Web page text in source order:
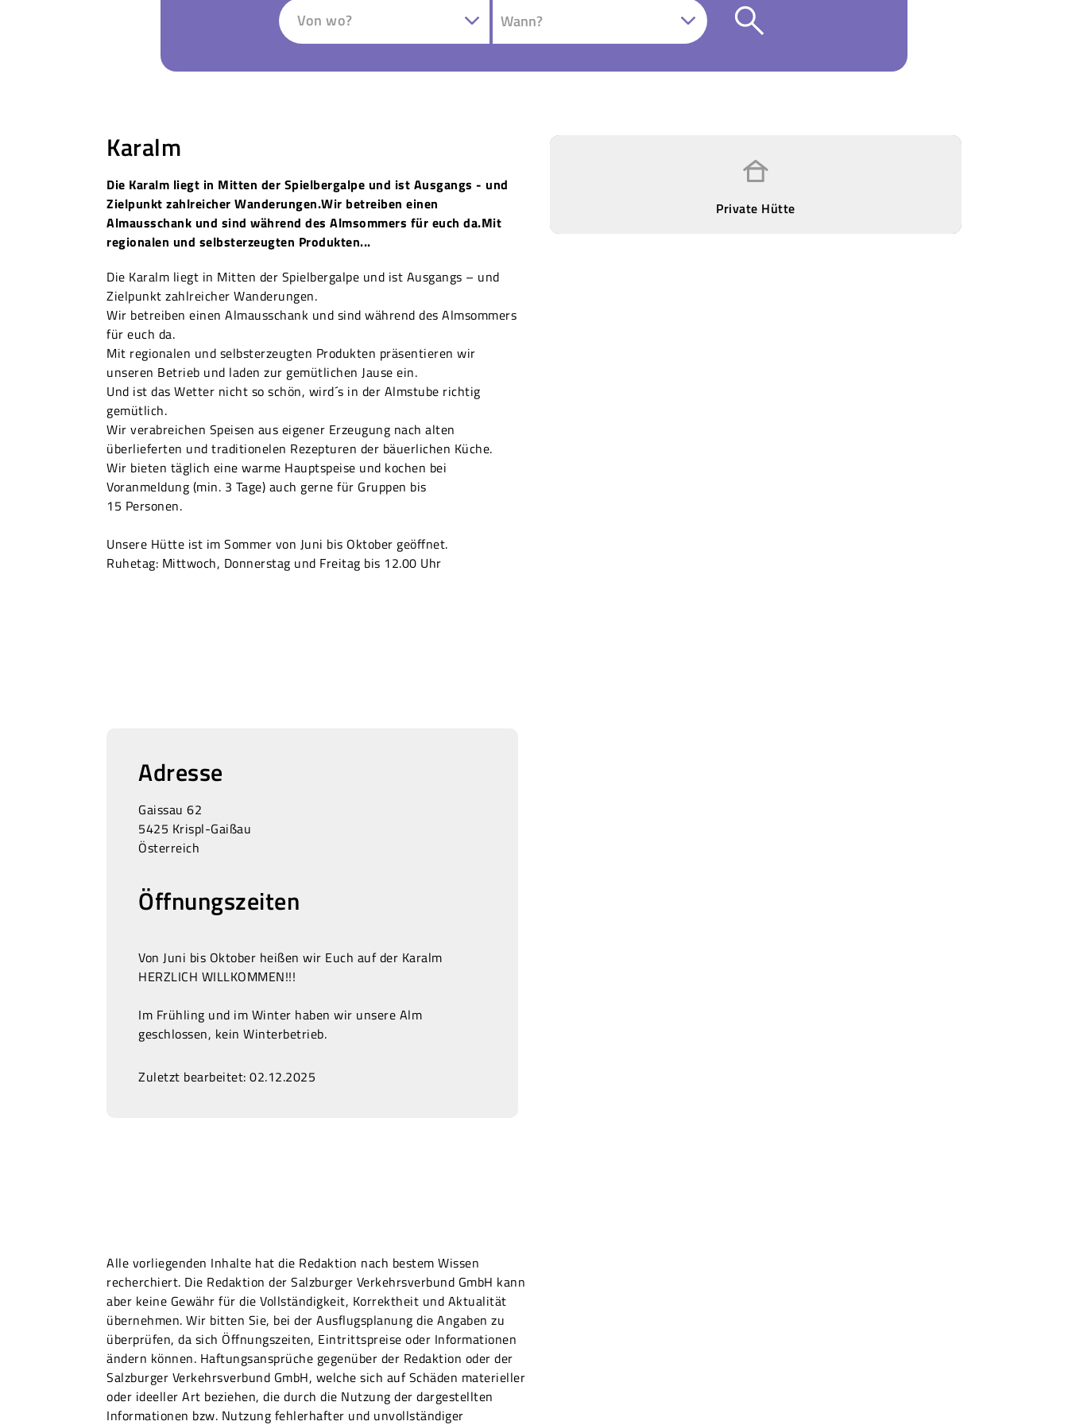
Von wo?
Karalm
Die Karalm liegt in Mitten der Spielbergalpe und ist Ausgangs - und
Zielpunkt zahlreicher Wanderungen.Wir betreiben einen
Almausschank und sind während des Almsommers für euch da.Mit
regionalen und selbsterzeugten Produkten...
Die Karalm liegt in Mitten der Spielbergalpe und ist Ausgangs – und
Zielpunkt zahlreicher Wanderungen.
Wir betreiben einen Almausschank und sind während des Almsommers
für euch da.
Mit regionalen und selbsterzeugten Produkten präsentieren wir
unseren Betrieb und laden zur gemütlichen Jause ein.
Und ist das Wetter nicht so schön, wird´s in der Almstube richtig
gemütlich.
Wir verabreichen Speisen aus eigener Erzeugung nach alten
überlieferten und traditionelen Rezepturen der bäuerlichen Küche.
Wir bieten täglich eine warme Hauptspeise und kochen bei
Voranmeldung (min. 3 Tage) auch gerne für Gruppen bis
15 Personen.
Unsere Hütte ist im Sommer von Juni bis Oktober geöffnet.
Ruhetag: Mittwoch, Donnerstag und Freitag bis 12.00 Uhr
Private Hütte
Adresse
Gaissau 62
5425 Krispl-Gaißau
Österreich
Öffnungszeiten
Von Juni bis Oktober heißen wir Euch auf der Karalm
HERZLICH WILLKOMMEN!!!
Im Frühling und im Winter haben wir unsere Alm
geschlossen, kein Winterbetrieb.
Zuletzt bearbeitet: 02.12.2025
Alle vorliegenden Inhalte hat die Redaktion nach bestem Wissen
recherchiert. Die Redaktion der Salzburger Verkehrsverbund GmbH kann
aber keine Gewähr für die Vollständigkeit, Korrektheit und Aktualität
übernehmen. Wir bitten Sie, bei der Ausflugsplanung die Angaben zu
überprüfen, da sich Öffnungszeiten, Eintrittspreise oder Informationen
ändern können. Haftungsansprüche gegenüber der Redaktion oder der
Salzburger Verkehrsverbund GmbH, welche sich auf Schäden materieller
oder ideeller Art beziehen, die durch die Nutzung der dargestellten
Informationen bzw. Nutzung fehlerhafter und unvollständiger